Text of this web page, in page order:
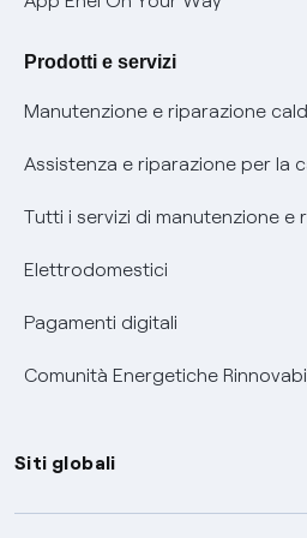
Agevolazione utenti con
Informativa RAEE
Prodotti e servizi
Manutenzione e riparazione
Assistenza e riparazione per la
Tutti i servizi di manutenzione e
Elettrodomestici
Pagamenti digitali
Comunità Energetiche
Siti globali